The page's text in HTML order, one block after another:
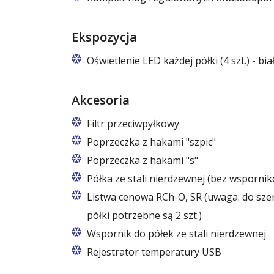
Komplet dla modułów/regałów 188/196
Ekspozycja
Oświetlenie LED każdej półki (4 szt.) -
Akcesoria
Filtr przeciwpyłkowy
Poprzeczka z hakami "szpic"
Poprzeczka ze stali kwasoodpornej
Dla modułów/regałów 125/133 cm: 9
Dla modułów/regałów 188/196 cm: 7
Poprzeczka z hakami "s"
Poprzeczka ze stali kwasoodpornej
Dla modułów/regałów 125/133 cm: 9
Dla modułów/regałów 188/196 cm: 7
Półka ze stali nierdzewnej (bez
Półka ze stali nierdzewnej (bez
Dla modułów/regałów 125/133 cm: 1
Dla modułów/regałów 188/196 cm: 2
Listwa cenowa RCh-O, SR (uwaga: do
półki potrzebne są 2 szt.)
Wspornik do półek ze stali nierdzewnej
Rejestrator temperatury USB